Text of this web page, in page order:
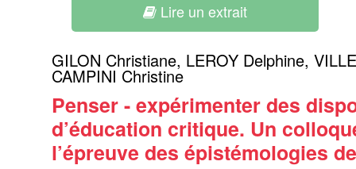
Lire un extrait
GILON Christiane, LEROY Delphine,
CAMPINI Christine
Penser - expérimenter des
d’éducation critique. Un
l’épreuve des épistémologies